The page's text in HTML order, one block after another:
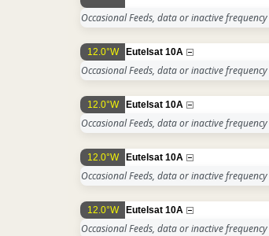
Occasional Feeds, data or inactive frequency
12.0°W Eutelsat 10A
Occasional Feeds, data or inactive frequency
12.0°W Eutelsat 10A
Occasional Feeds, data or inactive frequency
12.0°W Eutelsat 10A
Occasional Feeds, data or inactive frequency
12.0°W Eutelsat 10A
Occasional Feeds, data or inactive frequency